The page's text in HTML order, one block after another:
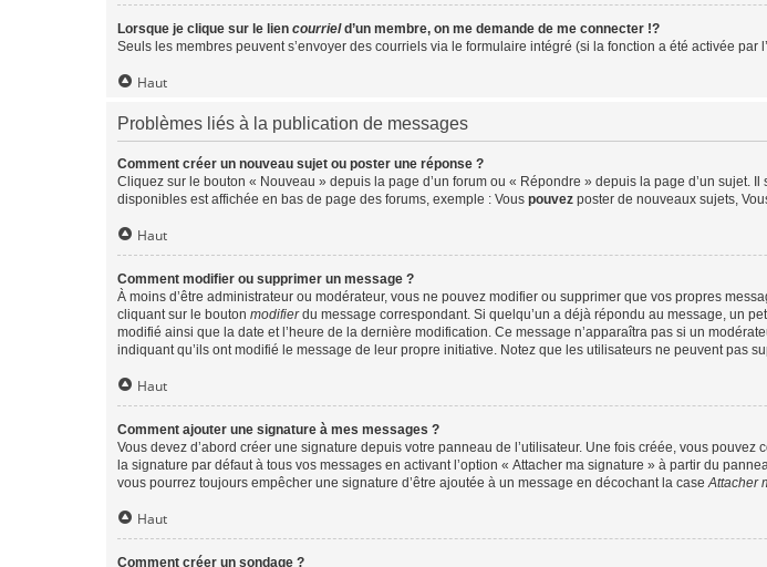
Lorsque je clique sur le lien courrield’un membre, on me demande de me connecter !?
Seuls les membres peuvent s’envoyer des courriels via le formulaire intégré (si la fonction a été activée
Haut
Problèmes liés à la publication de messages
Comment créer un nouveau sujet ou poster une réponse ?
Cliquez sur le bouton « Nouveau » depuis la page d’un forum ou « Répondre » depuis la page d’un sujet.
disponibles est affichée en bas de page des forums, exemple : Vous pouvez poster de nouveaux sujets,
Haut
Comment modifier ou supprimer un message ?
À moins d’être administrateur ou modérateur, vous ne pouvez modifier ou supprimer que vos propres
cliquant sur le bouton modifierdu message correspondant. Si quelqu’un a déjà répondu au message, un
modifié ainsi que la date et l’heure de la dernière modification. Ce message n’apparaîtra pas si un
indiquant qu’ils ont modifié le message de leur propre initiative. Notez que les utilisateurs ne peuvent pas
Haut
Comment ajouter une signature à mes messages ?
Vous devez d’abord créer une signature depuis votre panneau de l’utilisateur. Une fois créée, vous pouvez
la signature par défaut à tous vos messages en activant l’option « Attacher ma signature » à partir du
vous pourrez toujours empêcher une signature d’être ajoutée à un message en décochant la caseAttacher
Haut
Comment créer un sondage ?